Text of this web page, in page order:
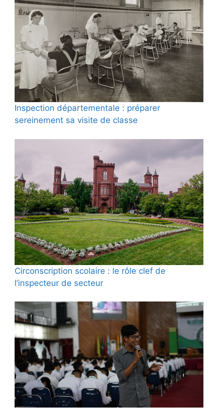
Inspection départementale : préparer
sereinement sa visite de classe
Circonscription scolaire : le rôle clef de
l’inspecteur de secteur